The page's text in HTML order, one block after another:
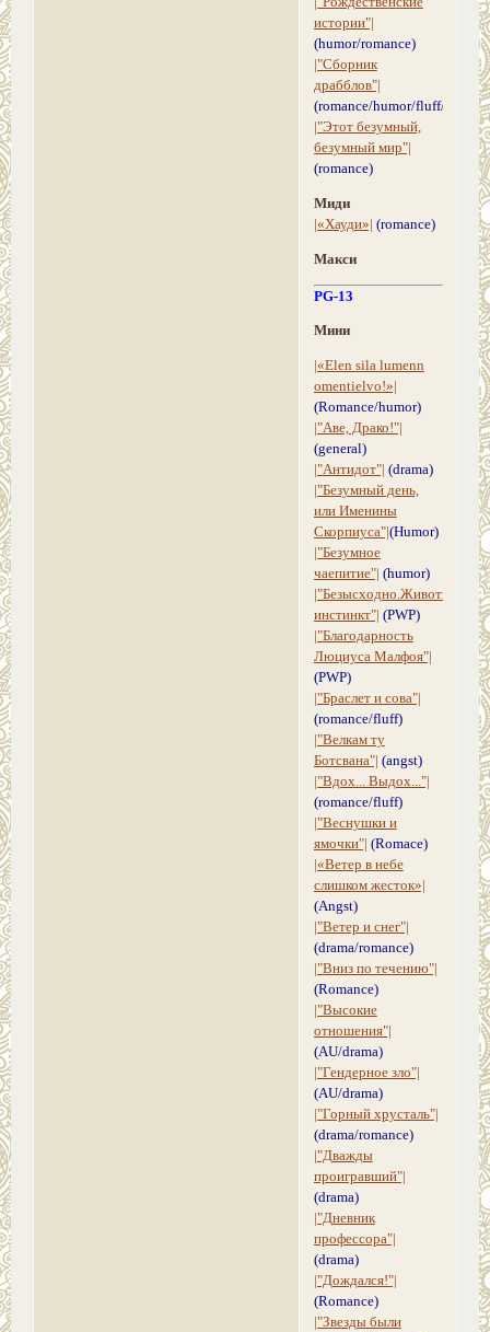
истории"|
(humor/romance)
|"Сборник
драбблов"|
(romance/humor/fluff/drama/
|"Этот безумный,
безумный мир"|
(romance)
Миди
|«Хауди»| (romance)
Макси
PG-13
Мини
|«Elen sila lumenn
omentielvo!»|
(Romance/humor)
|"Аве, Драко!"|
(general)
|"Антидот"| (drama)
|"Безумный день,
или Именины
Скорпиуса"| (Humor)
|"Безумное
чаепитие"| (humor)
|"Безысходно.Животный
инстинкт"| (PWP)
|"Благодарность
Люциуса Малфоя"|
(PWP)
|"Браслет и сова"|
(romance/fluff)
|"Велкам ту
Ботсвана"| (angst)
|"Вдох... Выдох..."|
(romance/fluff)
|"Веснушки и
ямочки"| (Romace)
|«Ветер в небе
слишком жесток»|
(Angst)
|"Ветер и снег"|
(drama/romance)
|"Вниз по течению"|
(Romance)
|"Высокие
отношения"|
(AU/drama)
|"Гендерное зло"|
(AU/drama)
|"Горный хрусталь"|
(drama/romance)
|"Дважды
проигравший"|
(drama)
|"Дневник
профессора"|
(drama)
|"Дождался!"|
(Romance)
|"Звезды были